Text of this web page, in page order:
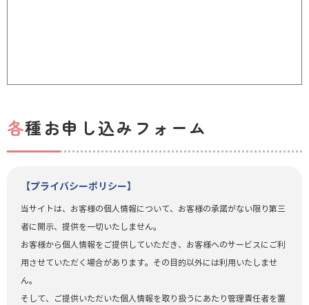
各種お申し込みフォーム
【プライバシーポリシー】
当サイトは、お客様の個人情報について、お客様の承諾がない限り第三
者に開示、提供を一切いたしません。
お客様から個人情報をご提供していただき、お客様へのサービスにご利
用させていただく場合があります。その目的以外には利用いたしませ
ん。
そして、ご提供いただいた個人情報を取り扱うにあたり管理責任者を置